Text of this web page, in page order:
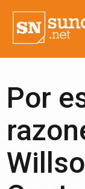
Por